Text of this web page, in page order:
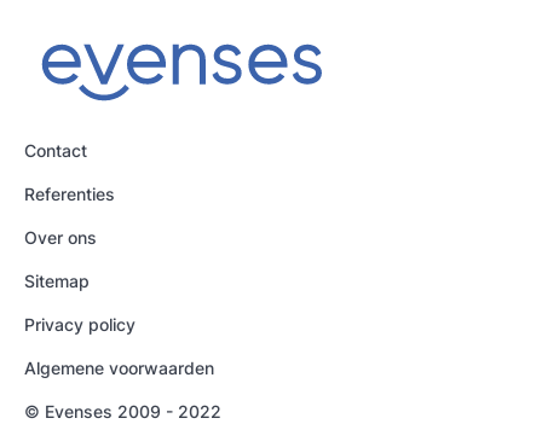
Contact
Referenties
Over ons
Sitemap
Privacy policy
Algemene voorwaarden
© Evenses 2009 - 2022